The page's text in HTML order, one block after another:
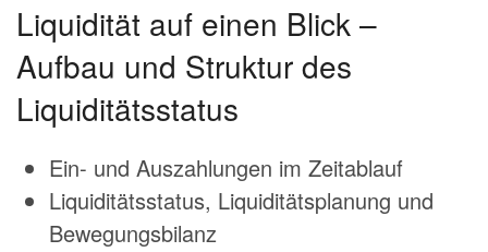
Liquidität auf einen Blick –
Aufbau und Struktur des
Liquiditätsstatus
Ein- und Auszahlungen im Zeitablauf
Liquiditätsstatus, Liquiditätsplanung und
Bewegungsbilanz